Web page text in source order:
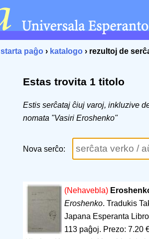
starta paĝo › katalogo › rezultoj de
Estas trovita 1 titolo
Estis serĉataj ĉiuj varoj, inkluzive
nomata "Vasiri Eroshenko"
Nova serĉo:
(Nehavebla)
Eroshenko. Tradukis
Japana Esperanta
113 paĝoj. Prezo: 7.20